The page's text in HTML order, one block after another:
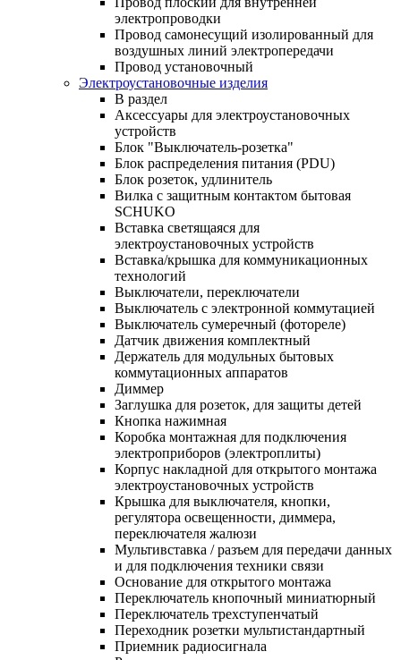
электропроводки
Провод самонесущий изолированный для
воздушных линий электропередачи
Провод установочный
Электроустановочные изделия
В раздел
Аксессуары для электроустановочных
устройств
Блок "Выключатель-розетка"
Блок распределения питания (PDU)
Блок розеток, удлинитель
Вилка с защитным контактом бытовая
SCHUKO
Вставка светящаяся для
электроустановочных устройств
Вставка/крышка для коммуникационных
технологий
Выключатели, переключатели
Выключатель с электронной коммутацией
Выключатель сумеречный (фотореле)
Датчик движения комплектный
Держатель для модульных бытовых
коммутационных аппаратов
Диммер
Заглушка для розеток, для защиты детей
Кнопка нажимная
Коробка монтажная для подключения
электроприборов (электроплиты)
Корпус накладной для открытого монтажа
электроустановочных устройств
Крышка для выключателя, кнопки,
регулятора освещенности, диммера,
переключателя жалюзи
Мультивставка / разъем для передачи данных
и для подключения техники связи
Основание для открытого монтажа
Переключатель кнопочный миниатюрный
Переключатель трехступенчатый
Переходник розетки мультистандартный
Приемник радиосигнала